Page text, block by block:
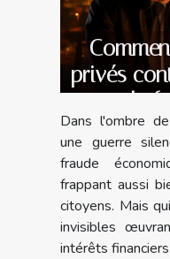
privés
contre la
en
Dans l'ombre
une guerre
fraude
frappant aussi
citoyens. Mais
invisibles
intérêts